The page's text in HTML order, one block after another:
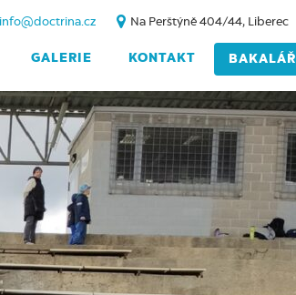
GALERIE KONTAKT BAKALÁŘI
info@doctrina.cz Na Perštýně 404/44, Liberec